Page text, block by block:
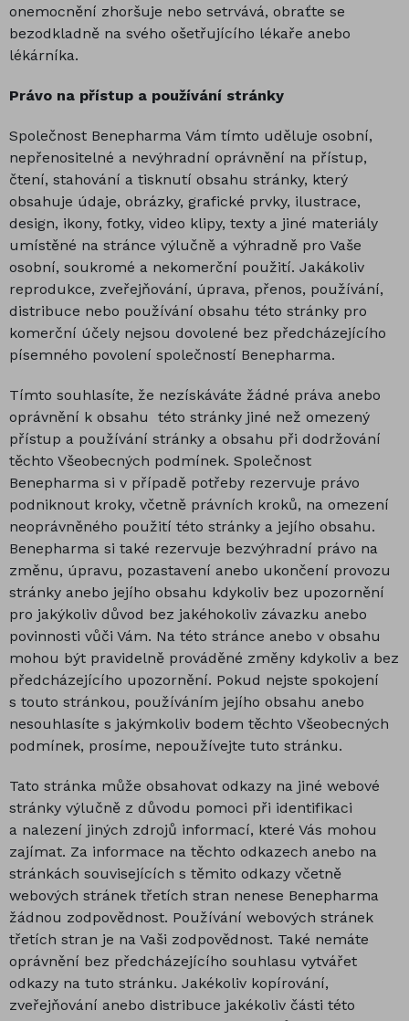
onemocnění zhoršuje nebo setrvává, obraťte se
bezodkladně na svého ošetřujícího lékaře anebo
lékárníka.
Právo na přístup a používání stránky
Společnost Benepharma Vám tímto uděluje osobní,
nepřenositelné a nevýhradní oprávnění na přístup,
čtení, stahování a tisknutí obsahu stránky, který
obsahuje údaje, obrázky, grafické prvky, ilustrace,
design, ikony, fotky, video klipy, texty a jiné materiály
umístěné na stránce výlučně a výhradně pro Vaše
osobní, soukromé a nekomerční použití. Jakákoliv
reprodukce, zveřejňování, úprava, přenos, používání,
distribuce nebo používání obsahu této stránky pro
komerční účely nejsou dovolené bez předcházejícího
písemného povolení společností Benepharma.
Tímto souhlasíte, že nezískáváte žádné práva anebo
oprávnění k obsahu této stránky jiné než omezený
přístup a používání stránky a obsahu při dodržování
těchto Všeobecných podmínek. Společnost
Benepharma si v případě potřeby rezervuje právo
podniknout kroky, včetně právních kroků, na omezení
neoprávněného použití této stránky a jejího obsahu.
Benepharma si také rezervuje bezvýhradní právo na
změnu, úpravu, pozastavení anebo ukončení provozu
stránky anebo jejího obsahu kdykoliv bez upozornění
pro jakýkoliv důvod bez jakéhokoliv závazku anebo
povinnosti vůči Vám. Na této stránce anebo v obsahu
mohou být pravidelně prováděné změny kdykoliv a bez
předcházejícího upozornění. Pokud nejste spokojení
s touto stránkou, používáním jejího obsahu anebo
nesouhlasíte s jakýmkoliv bodem těchto Všeobecných
podmínek, prosíme, nepoužívejte tuto stránku.
Tato stránka může obsahovat odkazy na jiné webové
stránky výlučně z důvodu pomoci při identifikaci
a nalezení jiných zdrojů informací, které Vás mohou
zajímat. Za informace na těchto odkazech anebo na
stránkách souvisejících s těmito odkazy včetně
webových stránek třetích stran nenese Benepharma
žádnou zodpovědnost. Používání webových stránek
třetích stran je na Vaši zodpovědnost. Také nemáte
oprávnění bez předcházejícího souhlasu vytvářet
odkazy na tuto stránku. Jakékoliv kopírování,
zveřejňování anebo distribuce jakékoliv části této